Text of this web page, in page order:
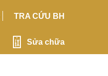
TRA CỨU BH
Sửa chữa